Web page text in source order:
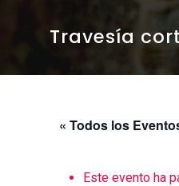
Travesía
« Todos los
Este evento ha